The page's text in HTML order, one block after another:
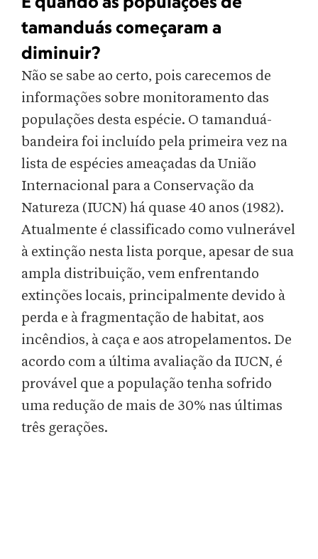
tamanduás começaram a
diminuir?
Não se sabe ao certo, pois carecemos de
informações sobre monitoramento das
populações desta espécie. O tamanduá-
bandeira foi incluído pela primeira vez na
lista de espécies ameaçadas da União
Internacional para a Conservação da
Natureza (IUCN) há quase 40 anos (1982).
Atualmente é classificado como vulnerável
à extinção nesta lista porque, apesar de sua
ampla distribuição, vem enfrentando
extinções locais, principalmente devido à
perda e à fragmentação de habitat, aos
incêndios, à caça e aos atropelamentos. De
acordo com a última avaliação da IUCN, é
provável que a população tenha sofrido
uma redução de mais de 30% nas últimas
três gerações.